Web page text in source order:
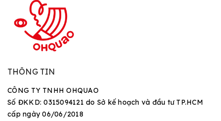
THÔNG TIN
CÔNG TY TNHH OHQUAO
Số ĐKKD: 0315094121 do Sở kế hoạch và đầu tư TP.HCM
cấp ngày 06/06/2018